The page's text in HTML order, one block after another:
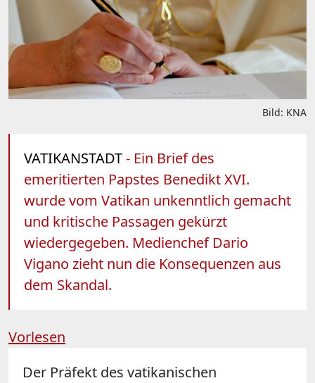
Bild: KNA
VATIKANSTADT- Ein Brief des
emeritierten Papstes Benedikt XVI.
wurde vom Vatikan unkenntlich gemacht
und kritische Passagen gekürzt
wiedergegeben. Medienchef Dario
Vigano zieht nun die Konsequenzen aus
dem Skandal.
Vorlesen
Der Präfekt des vatikanischen